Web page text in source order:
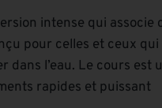
intense qui associe
pour celles et ceux qui
l’eau. Le cours est
rapides et puissant